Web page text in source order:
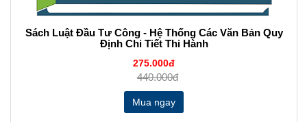
Sách Luật Đầu Tư Công - Hệ Thống Các Văn Bản Quy
Định Chi Tiết Thi Hành
275.000đ
440.000đ